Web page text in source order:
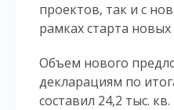
проектов, так и с
рамках старта
Объем нового
декларациям по
составил 24,2 тыс.